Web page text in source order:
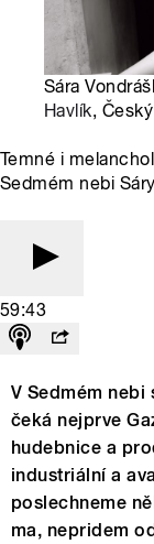
Sára
Havlík,
Temné i
Sedmém nebi
59:43
V Sedmém nebi
čeká nejprve
hudebnice a
industriální a
poslechneme
ma, nepridem